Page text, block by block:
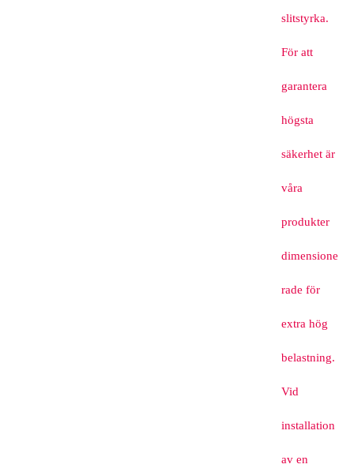
slitstyrka.
För att
garantera
högsta
säkerhet är
våra
produkter
dimensione
rade för
extra hög
belastning.
Vid
installation
av en